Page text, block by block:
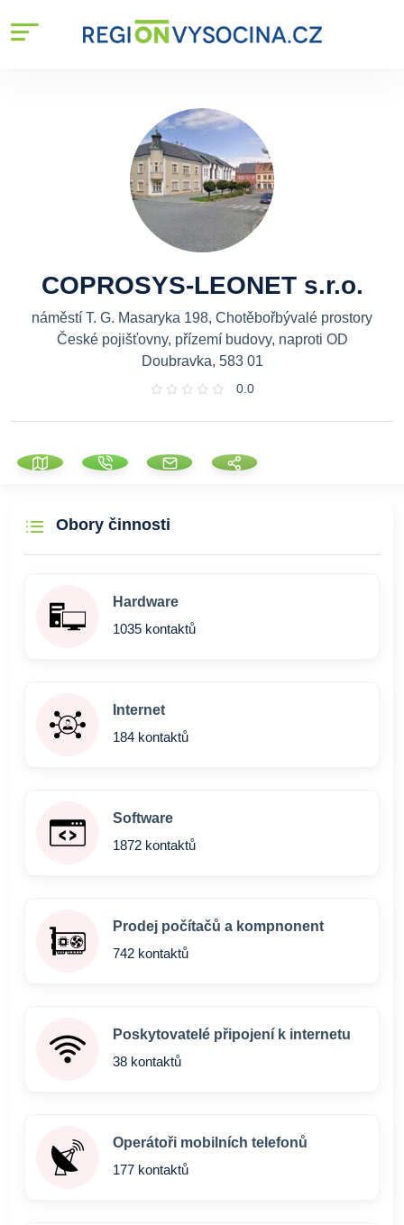
COPROSYS-LEONET s.r.o.
náměstí T. G. Masaryka 198, Chotěbořbývalé prostory
České pojišťovny, přízemí budovy, naproti OD
Doubravka, 583 01
0.0
Obory činnosti
Hardware
1035 kontaktů
Internet
184 kontaktů
Software
1872 kontaktů
Prodej počítačů a kompnonent
742 kontaktů
Poskytovatelé připojení k internetu
38 kontaktů
Operátoři mobilních telefonů
177 kontaktů